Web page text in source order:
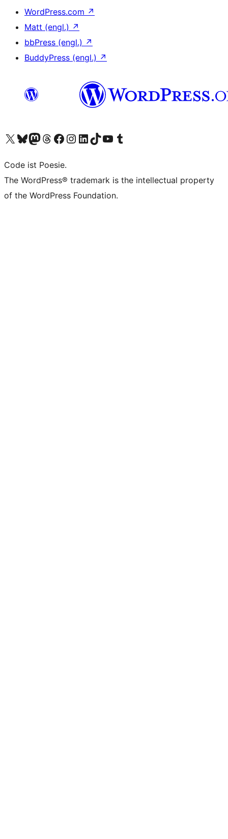
WordPress.com ↗
Matt (engl.) ↗
bbPress (engl.) ↗
BuddyPress (engl.) ↗
Unser X-Konto (früher Twitter) besuchen
Unser Bluesky-Konto besuchen
Unser Mastodon-Konto besuchen
Unser Threads-Konto besuchen
Unsere Facebook-Seite besuchen
Unser Instagram-Konto besuchen
Unser LinkedIn-Konto besuchen
Unser TikTok-Konto besuchen
Unseren YouTube-Kanal besuchen
Unser Tumblr-Konto besuchen
Code ist Poesie.
The WordPress® trademark is the intellectual property
of the WordPress Foundation.